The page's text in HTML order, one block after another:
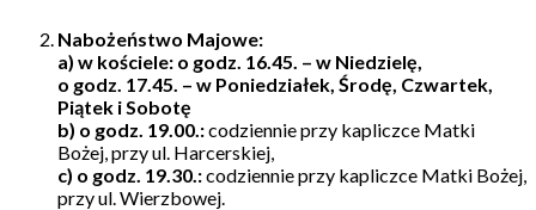
Nabożeństwo Majowe:
a) w kościele: o godz. 16.45. – w Niedzielę,
o godz. 17.45. – w Poniedziałek, Środę, Czwartek,
Piątek i Sobotę
b) o godz. 19.00.:codziennie przy kapliczce Matki
Bożej, przy ul. Harcerskiej,
c) o godz. 19.30.:codziennie przy kapliczce Matki Bożej,
przy ul. Wierzbowej.